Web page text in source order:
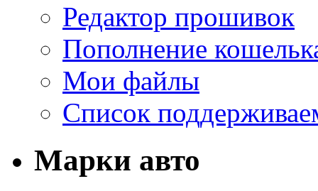
Редактор прошивок
Пополнение
Мои файлы
Список
Марки авто